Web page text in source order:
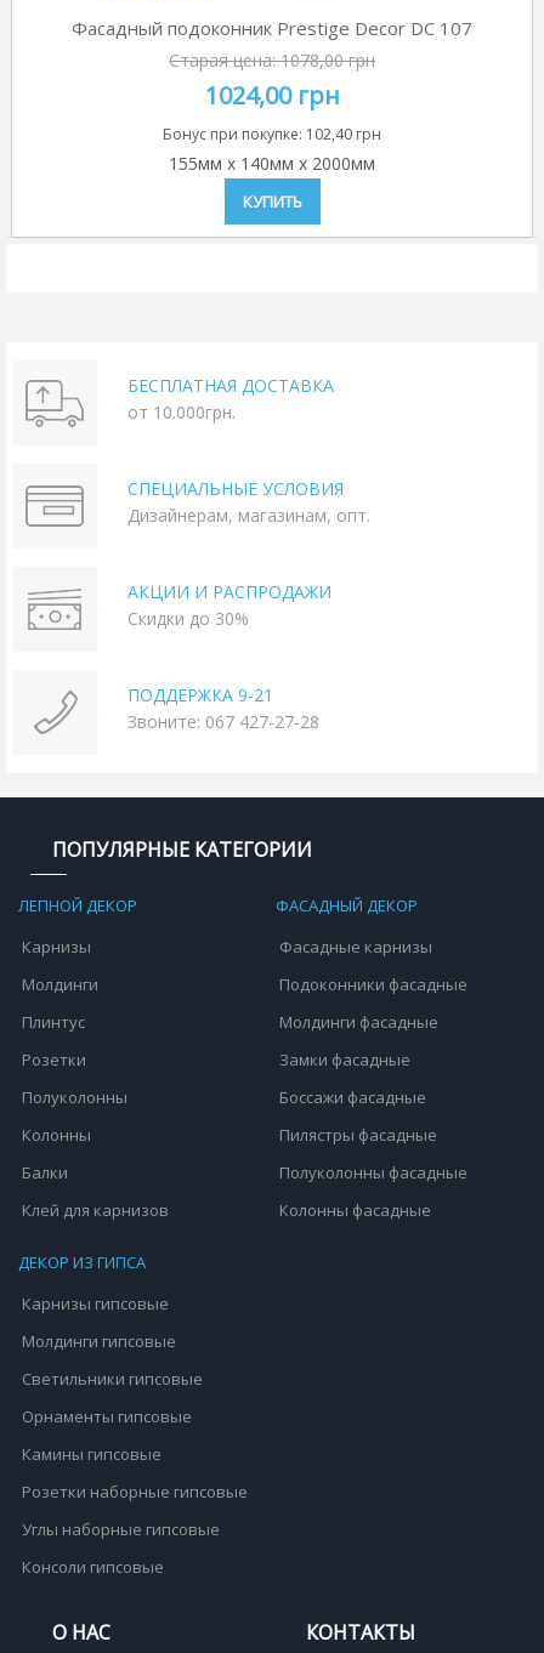
Фасадный подоконник Prestige Decor DC 107
Старая цена:1078,00 грн
1024,00 грн
Бонус при покупке: 102,40 грн
155мм x 140мм x 2000мм
КУПИТЬ
БЕСПЛАТНАЯ ДОСТАВКА
от 10.000грн.
СПЕЦИАЛЬНЫЕ УСЛОВИЯ
Дизайнерам, магазинам, опт.
АКЦИИ И РАСПРОДАЖИ
Скидки до 30%
ПОДДЕРЖКА 9-21
Звоните: 067 427-27-28
ПОПУЛЯРНЫЕ КАТЕГОРИИ
ЛЕПНОЙ ДЕКОР
Карнизы
Молдинги
Плинтус
Розетки
Полуколонны
Колонны
Балки
Клей для карнизов
ФАСАДНЫЙ ДЕКОР
Фасадные карнизы
Подоконники фасадные
Молдинги фасадные
Замки фасадные
Боссажи фасадные
Пилястры фасадные
Полуколонны фасадные
Колонны фасадные
ДЕКОР ИЗ ГИПСА
Карнизы гипсовые
Молдинги гипсовые
Светильники гипсовые
Орнаменты гипсовые
Камины гипсовые
Розетки наборные гипсовые
Углы наборные гипсовые
Консоли гипсовые
О НАС КОНТАКТЫ